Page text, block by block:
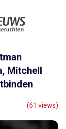
Mitchell
(61 views)